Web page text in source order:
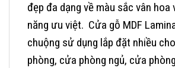
đẹp đa dạng về màu sắc vân hoa
năng ưu việt. Cửa gỗ MDF
chuộng sử dụng lắp đặt nhiều
phòng, cửa phòng ngủ, cửa